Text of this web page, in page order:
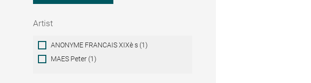
Artist
ArtistANONYME FRANCAIS XIXè s (1)
MAES Peter (1)